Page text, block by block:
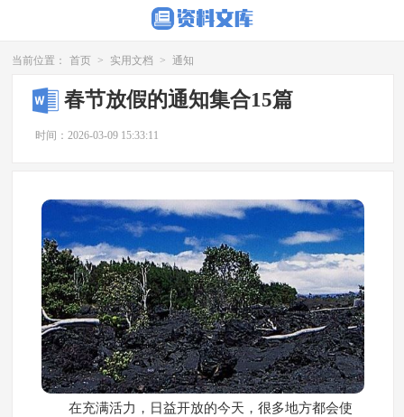
当前位置： 首页 > 实用文档 > 通知
春节放假的通知集合15篇
时间：2026-03-09 15:33:11
在充满活力，日益开放的今天，很多地方都会使